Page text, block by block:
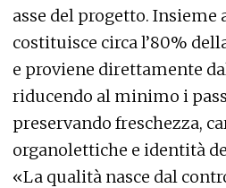
asse del progetto. Insieme
costituisce circa l’80%
e proviene direttamente
riducendo al minimo i
preservando freschezza,
organolettiche e identità
«La qualità nasce dal